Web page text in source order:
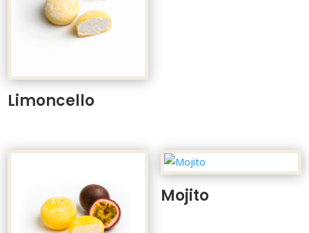
Limoncello
Mojito